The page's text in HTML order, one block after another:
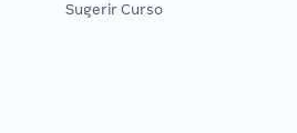
Sugerir Curso